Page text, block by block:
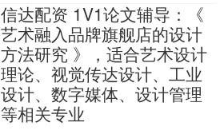
信达配资 1V1论文辅导：《
艺术融入品牌旗舰店的设计
方法研究 》，适合艺术设计
理论、视觉传达设计、工业
设计、数字媒体、设计管理
等相关专业